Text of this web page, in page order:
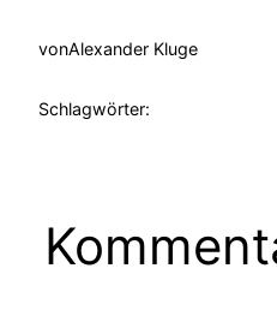
vonAlexander Kluge
Schlagwörter: